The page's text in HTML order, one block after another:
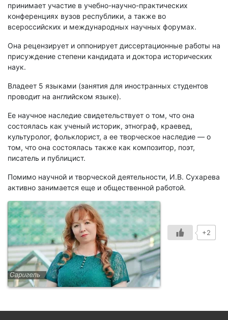
принимает участие в учебно-научно-практических
конференциях вузов республики, а также во
всероссийских и международных научных форумах.
Она рецензирует и оппонирует диссертационные работы на
присуждение степени кандидата и доктора исторических
наук.
Владеет 5 языками (занятия для иностранных студентов
проводит на английском языке).
Ее научное наследие свидетельствует о том, что она
состоялась как ученый историк, этнограф, краевед,
культуролог, фольклорист, а ее творческое наследие — о
том, что она состоялась также как композитор, поэт,
писатель и публицист.
Помимо научной и творческой деятельности, И.В. Сухарева
активно занимается еще и общественной работой.
+2